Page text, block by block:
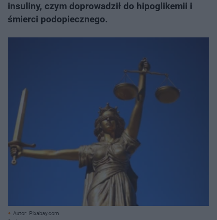
insuliny, czym doprowadził do hipoglikemii i
śmierci podopiecznego.
Autor: Pixabay.com